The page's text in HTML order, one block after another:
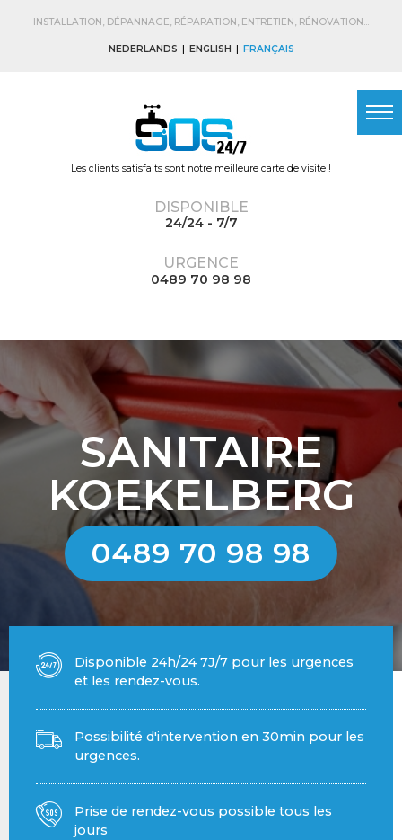
main
INSTALLATION, DÉPANNAGE, RÉPARATION, ENTRETIEN, RÉNOVATION...
NEDERLANDS ENGLISH FRANÇAIS
Les clients satisfaits sont notre meilleure carte de visite !
DISPONIBLE
24/24 - 7/7
URGENCE
0489 70 98 98
SANITAIRE
KOEKELBERG
0489 70 98 98
Disponible 24h/24 7J/7 pour les urgences
et les rendez-vous.
Possibilité d'intervention en 30min pour les
urgences.
Prise de rendez-vous possible tous les
jours